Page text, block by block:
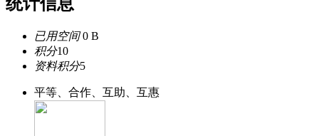
统计信息
已用空间0 B
积分10
资料积分5
平等、合作、互助、互惠